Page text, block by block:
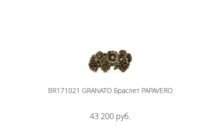
BR171021 GRANATO Браслет PAPAVERO
43 200 руб.